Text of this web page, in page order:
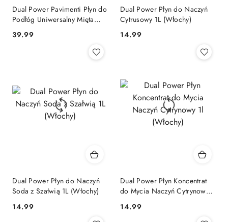
Dual Power Pavimenti Płyn do
Podłóg Uniwersalny Mięta
Cena:
39.99
Dual Power Płyn do Naczyń
Cytrusowy 1L (Włochy)
Cena:
14.99
Dual Power Płyn do Naczyń
Soda z Szałwią 1L (Włochy)
Cena:
14.99
Dual Power Płyn Koncentrat
do Mycia Naczyń Cytrynowy
Cena:
14.99